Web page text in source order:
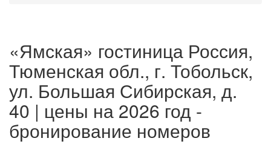
«Ямская» гостиница Россия,
Тюменская обл., г. Тобольск,
ул. Большая Сибирская, д.
40 | цены на 2026 год -
бронирование номеров